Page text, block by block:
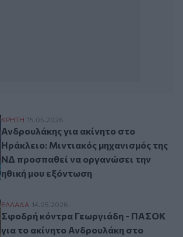
Ανδρουλάκης για ακίνητο στο Ηράκλειο:
ΚΡΗΤΗ 15.05.2026
Ανδρουλάκης για ακίνητο στο
Ηράκλειο: Μιντιακός μηχανισμός της
ΝΔ προσπαθεί να οργανώσει την
ηθική μου εξόντωση
Σφοδρή κόντρα Γεωργιάδη - ΠΑΣΟΚ για
ΕΛΛAΔΑ 14.05.2026
Σφοδρή κόντρα Γεωργιάδη - ΠΑΣΟΚ
για το ακίνητο Ανδρουλάκη στο